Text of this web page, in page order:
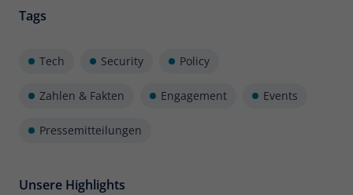
Tags
Tech Security Policy
Zahlen & Fakten Engagement Events
Pressemitteilungen
Unsere Highlights